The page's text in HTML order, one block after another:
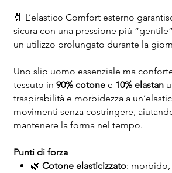
🧷 L’elastico Comfort esterno
sicura con una pressione più
un utilizzo prolungato durante la
Uno slip uomo essenziale ma
tessuto in 90% cotonee 10% elastan
traspirabilità e morbidezza a
movimenti senza costringere,
mantenere la forma nel tempo.
Punti di forza
🌿 Cotone elasticizzato: morbido,